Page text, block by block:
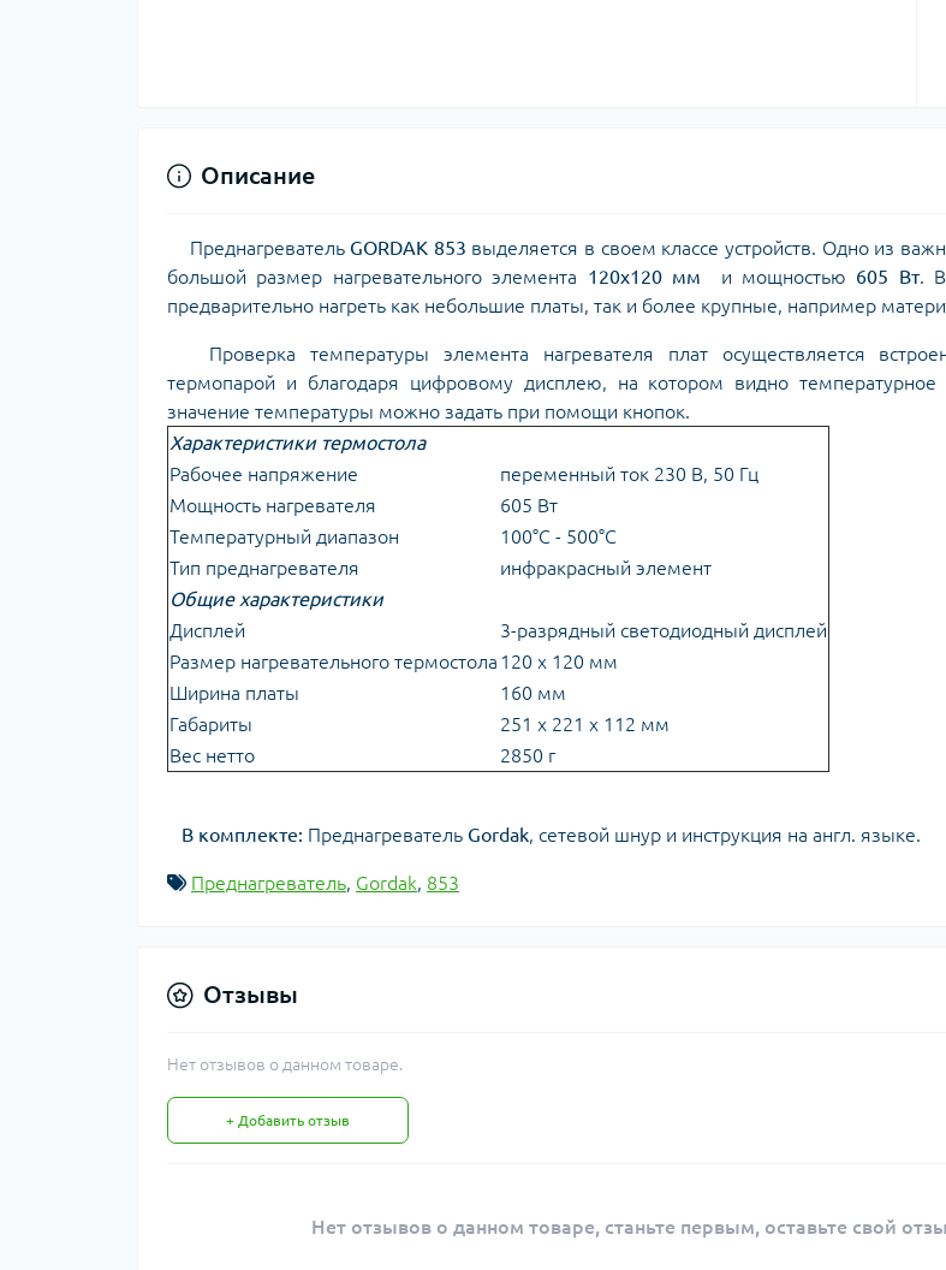
Описание
ПреднагревательGORDAK 853 выделяется в своем классе устройств. Одно из
большой размер нагревательного элемента 120x120 мм и мощностью 605 Вт.
предварительно нагреть как небольшие платы, так и более крупные, например
Проверка температуры элемента нагревателя плат осуществляется
термопарой и благодаря цифровому дисплею, на котором видно температурное
значение температуры можно задать при помощи кнопок.
Характеристики термостола
Рабочее напряжение
переменный ток 230 В, 50 Гц
Мощность нагревателя
605 Вт
Температурный диапазон
100°C - 500°C
Тип преднагревателя
инфракрасный элемент
Общие характеристики
Дисплей
3-разрядный светодиодный дисплей
Размер нагревательного термостола 120 х 120 мм
Ширина платы
160 мм
Габариты
251 х 221 х 112 мм
Вес нетто
2850 г
В комплекте: Преднагреватель Gordak, сетевой шнур и инструкция на англ. языке.
Преднагреватель, Gordak, 853
Отзывы
Нет отзывов о данном товаре.
+ Добавить отзыв
Нет отзывов о данном товаре, станьте первым, оставьте свой